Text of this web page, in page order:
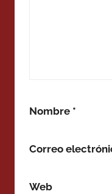
Nombre *
Correo
Web